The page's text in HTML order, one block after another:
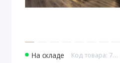
На складе Код товара: 7584